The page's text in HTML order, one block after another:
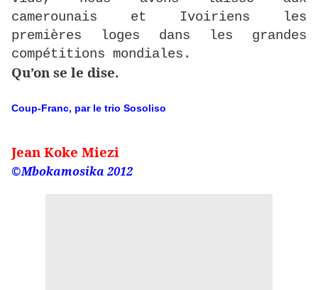
camerounais et Ivoiriens les
premières loges dans les grandes
compétitions mondiales.
Qu’on se le dise.
Coup-Franc, par le trio Sosoliso
Jean Koke Miezi
©Mbokamosika 2012